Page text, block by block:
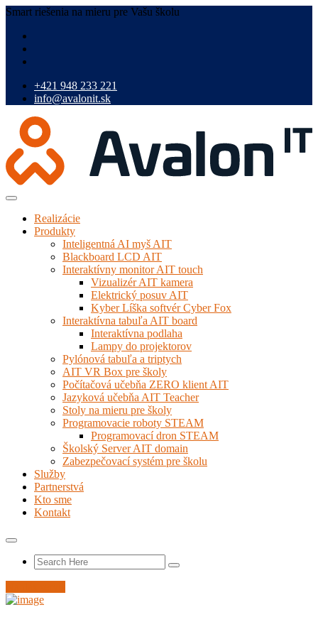
Smart riešenia na mieru pre Vašu školu
+421 948 233 221
info@avalonit.sk
Realizácie
Produkty
Inteligentná AI myš AIT
Blackboard LCD AIT
Interaktívny monitor AIT touch
Vizualizér AIT kamera
Elektrický posuv AIT
Kyber Líška softvér Cyber Fox
Interaktívna tabuľa AIT board
Interaktívna podlaha
Lampy do projektorov
Pylónová tabuľa a triptych
AIT VR Box pre školy
Počítačová učebňa ZERO klient AIT
Jazyková učebňa AIT Teacher
Stoly na mieru pre školy
Programovacie roboty STEAM
Programovací dron STEAM
Školský Server AIT domain
Zabezpečovací systém pre školu
Služby
Partnerstvá
Kto sme
Kontakt